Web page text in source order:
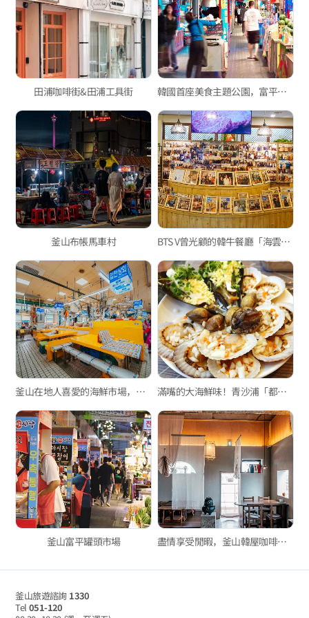
田浦咖啡街&田浦工具街 韓國首座美食主題公園，富平罐頭夜市
釜山布帳馬車村 BTS V曾光顧的韓牛餐廳「海雲臺一品韓牛」
釜山在地人喜愛的海鮮市場，新東亞水產綜合市場與玄風餐廳 滿嘴的大海鮮味！青沙浦「都熙家烤貝殼」
釜山富平罐頭市場 盡情享受閒暇，釜山韓屋咖啡廳3選
釜山旅遊諮詢 1330
Tel 051-120